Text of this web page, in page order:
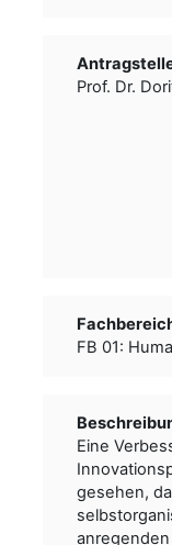
Prof. Dr.
FB 01:
Eine
gesehen,